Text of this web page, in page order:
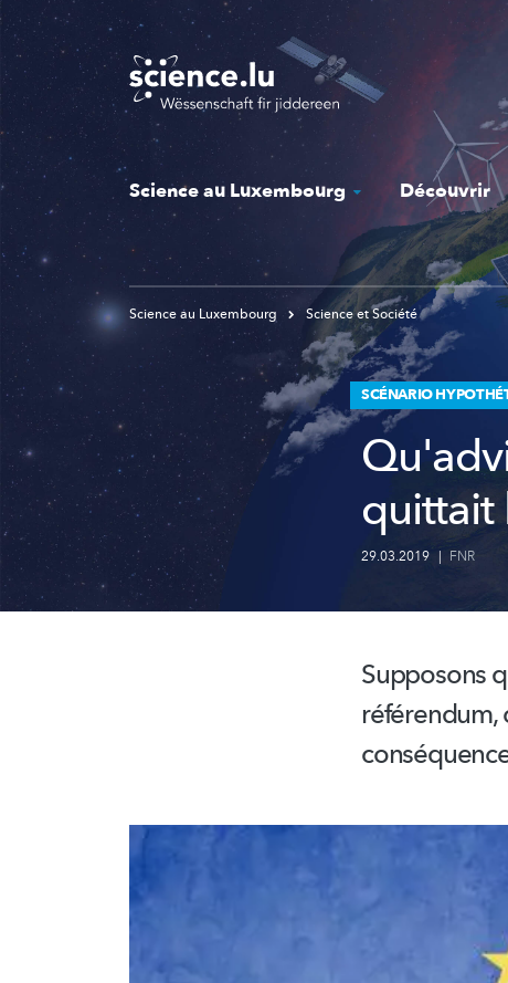
Skip
to
main
content
Science au Luxembourg Découvrir
Science au Luxembourg Science et Société
SCÉNARIO
quittait
29.03.2019 | FNR
Supposons
référendum,